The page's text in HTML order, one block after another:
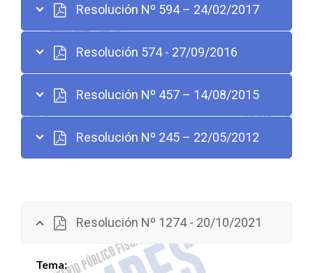
Resolución Nº 594 ­– 24/02/2017
Resolución 574 - 27/09/2016
Resolución Nº 457 – 14/08/2015
Resolución Nº 245 – 22/05/2012
Resolución Nº 1274 - 20/10/2021
Tema: